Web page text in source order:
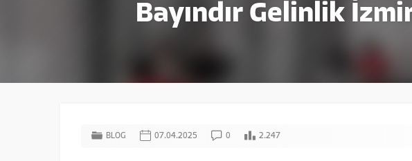
Bayındır Gelinlik
BLOG 07.04.2025 0 2.247